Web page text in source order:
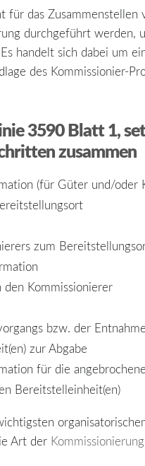
für das
durchgeführt werden,
handelt sich dabei um
des Kommissionier-
3590 Blatt 1,
zusammen
(für Güter und/oder
zum
Kommissionierer
bzw. der
zur Abgabe
für die
Bereitstelleinheit(en)
Art der Kommissionierung